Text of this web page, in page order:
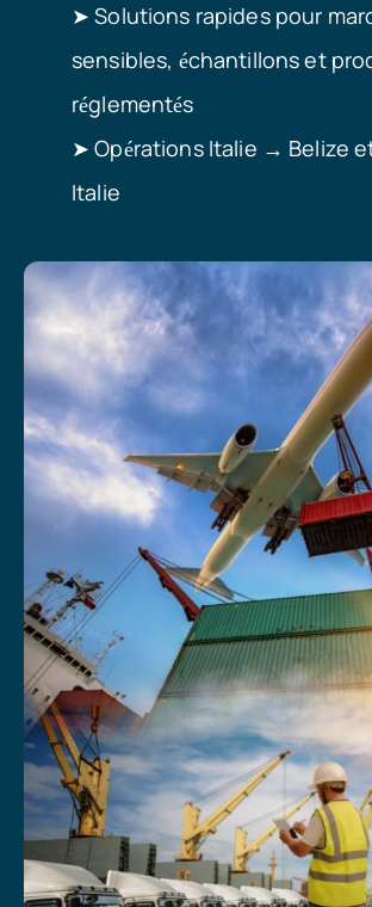
➤ Solutions rapides pour
sensibles, échantillons et
réglementés
➤ Opérations Italie → Belize
Italie